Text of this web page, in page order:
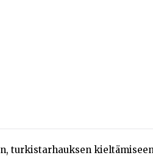
turkistarhauksen